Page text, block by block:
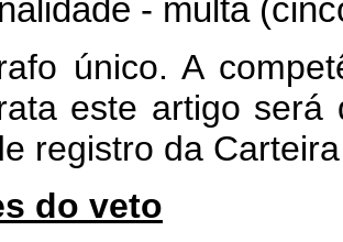
- multa
único. A
este artigo será
registro da
do veto